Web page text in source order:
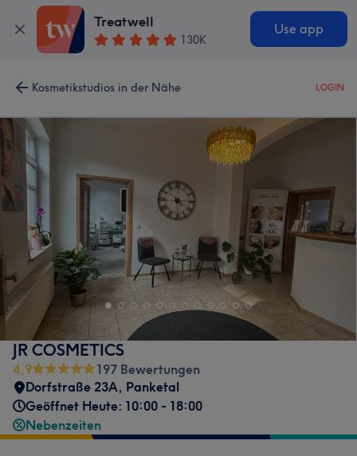
Treatwell
130K
Use app
Kosmetikstudios in der Nähe LOGIN
JR COSMETICS
4,9
197 Bewertungen
Dorfstraße 23A, Panketal
Geöffnet Heute: 10:00 - 18:00
Nebenzeiten